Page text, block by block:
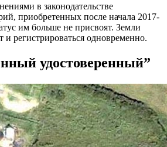
в законодательстве
приобретенных после начала 2017-
им больше не присвоят. Земли
и регистрироваться одновременно.
удостоверенный”